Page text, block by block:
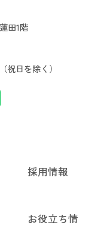
田1階
祝日を除く）
採用情報
お役立ち情